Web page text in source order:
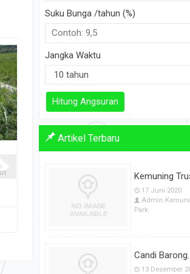
di Bantul Jogja Klaten Magelang
Rp 600.000.000
Suku Bunga /tahun (%)
Jangka Waktu
Hitung Angsuran
Artikel Terbaru
Kemuning
17 Juni 2020
Admin
Park
Candi
13 Desember